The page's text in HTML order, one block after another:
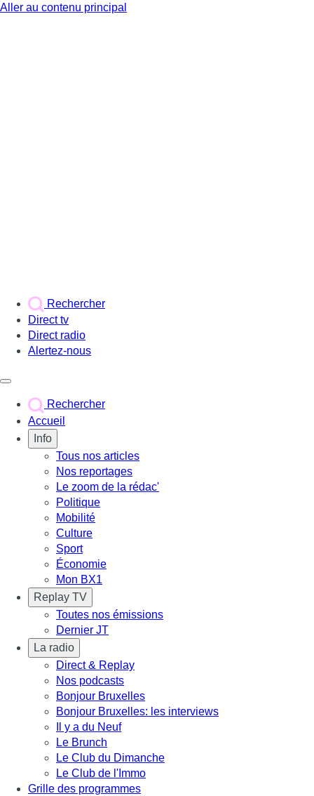
Aller au contenu principal
Rechercher
Direct tv
Direct radio
Alertez-nous
Rechercher
Accueil
Info
Tous nos articles
Nos reportages
Le zoom de la rédac'
Politique
Mobilité
Culture
Sport
Économie
Mon BX1
Replay TV
Toutes nos émissions
Dernier JT
La radio
Direct & Replay
Nos podcasts
Bonjour Bruxelles
Bonjour Bruxelles: les interviews
Il y a du Neuf
Le Brunch
Le Club du Dimanche
Le Club de l'Immo
Grille des programmes